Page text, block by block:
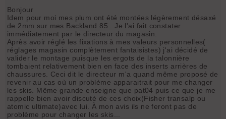
Bonjour
Idem pour moi mes plum ont été montées légèrement désaxé
de 2mm sur mes Backland 85 . Je l'ai fait constater
immédiatement par le directeur du magasin.
Après avoir réglé les fixations à mes valeurs personnelles(
réglages magasin complètement fantaisistes) j'ai décidé de
valider le montage puisque les ergots de la talonnière
tombaient relativement bien en face des inserts arrières de
chaussures. Ceci dit le directeur m'a quand même proposé de
revenir au cas où un problème apparaitrait pour me changer
les skis. Même grande enseigne que pat04 puis ce que je me
rappelle bien avoir discuté de ces choix(Fisher transalp ou
atomic ultimate)avec lui. À mon avis ils ne feront pas de
problème pour changer les skis...